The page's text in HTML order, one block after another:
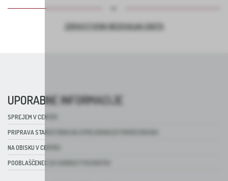
ZDRAVSTVENO NEGOVALNA ENOTA
UPORABNE INFORMACIJE
SPREJEM V CENTER
PRIPRAVA STAROSTNIKA NA SPREJEMANJE POMOČI DRUGIH
NA OBISKU V CENTRU
POOBLAŠČENEC ZA VARNOST PACIENTOV